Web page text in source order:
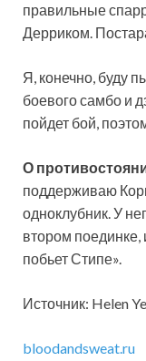
правильные
Дерриком.
Я, конечно, буду
боевого самбо и
пойдет бой,
О
поддерживаю
одноклубник. У
втором поединке,
побьет Стипе».
Источник: Helen
bloodandsweat.ru